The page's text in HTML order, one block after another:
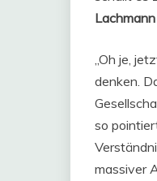
Lachmann
„Oh je,
denken.
so
massiver